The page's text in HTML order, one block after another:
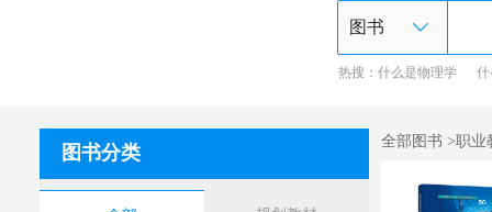
热搜： 什么是物理学 什
图书分类
全部图书 >职业